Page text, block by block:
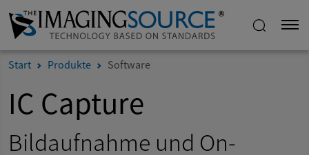
Start Produkte Software
IC Capture
Bildaufnahme und On-